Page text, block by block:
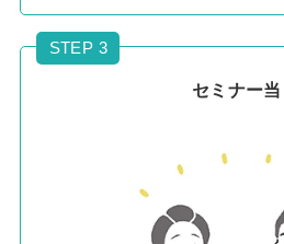
STEP 3
セミナー当